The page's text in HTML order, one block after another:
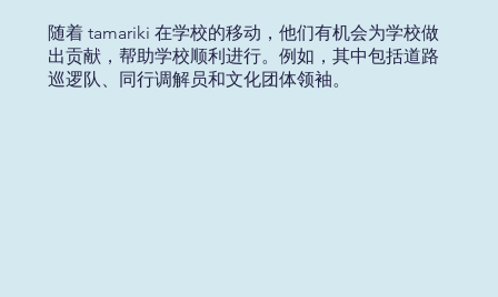
随着 tamariki 在学校的移动，他们有机会为学校做
出贡献，帮助学校顺利进行。例如，其中包括道路
巡逻队、同行调解员和文化团体领袖。